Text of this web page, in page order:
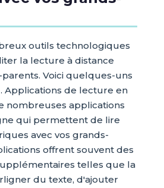
outils technologiques
la lecture à distance
parents. Voici quelques-uns
Applications de lecture en
nombreuses applications
qui permettent de lire
avec vos grands-
offrent souvent des
telles que la
du texte, d'ajouter